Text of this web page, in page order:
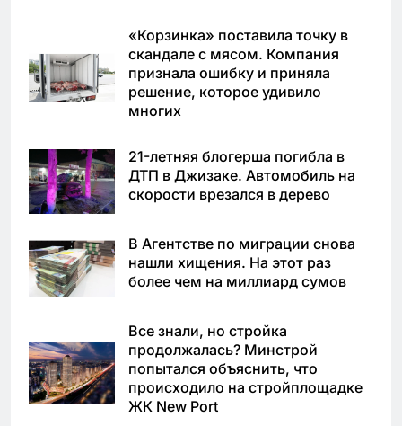
«Корзинка» поставила точку в
скандале с мясом. Компания
признала ошибку и приняла
решение, которое удивило
многих
21-летняя блогерша погибла в
ДТП в Джизаке. Автомобиль на
скорости врезался в дерево
В Агентстве по миграции снова
нашли хищения. На этот раз
более чем на миллиард сумов
Все знали, но стройка
продолжалась? Минстрой
попытался объяснить, что
происходило на стройплощадке
ЖК New Port